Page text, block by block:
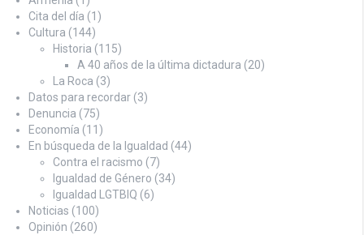
Cita del día (1)
Cultura (144)
Historia (115)
A 40 años de la última dictadura (20)
La Roca (3)
Datos para recordar (3)
Denuncia (75)
Economía (11)
En búsqueda de la Igualdad (44)
Contra el racismo (7)
Igualdad de Género (34)
Igualdad LGTBIQ (6)
Noticias (100)
Opinión (260)